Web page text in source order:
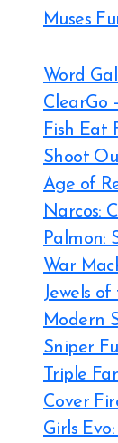
Muses
Word
ClearGo
Fish Eat
Shoot
Age of
Narcos:
Palmon:
War
Jewels
Modern
Sniper
Triple
Cover
Girls